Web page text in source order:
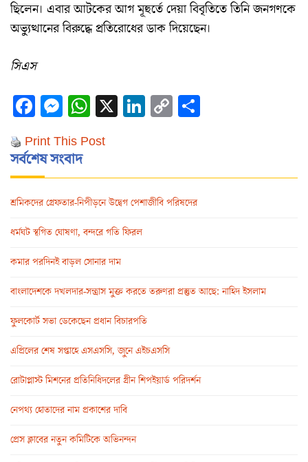
ছিলেন। এবার আটকের আগ মূহুর্তে দেয়া বিবৃতিতে তিনি জনগণকে
অভ্যুত্থানের বিরুদ্ধে প্রতিরোধের ডাক দিয়েছেন।
সিএস
Facebook
Messenger
WhatsApp
X LinkedIn
Copy
Print This Post
সর্বশেষ সংবাদ
শ্রমিকদের গ্রেফতার-নিপীড়নে উদ্বেগ পেশাজীবি পরিষদের
ধর্মঘট স্থগিত ঘোষণা, বন্দরে গতি ফিরল
কমার পরদিনই বাড়ল সোনার দাম
বাংলাদেশকে দখলদার-সন্ত্রাস মুক্ত করতে তরুণরা প্রস্তুত আছে: নাহিদ ইসলাম
ফুলকোর্ট সভা ডেকেছেন প্রধান বিচারপতি
এপ্রিলের শেষ সপ্তাহে এসএসসি, জুনে এইচএসসি
রোটাপ্লাস্ট মিশনের প্রতিনিধিদলের গ্রীন শিপইয়ার্ড পরিদর্শন
নেপথ্য হোতাদের নাম প্রকাশের দাবি
প্রেস ক্লাবের নতুন কমিটিকে অভিনন্দন